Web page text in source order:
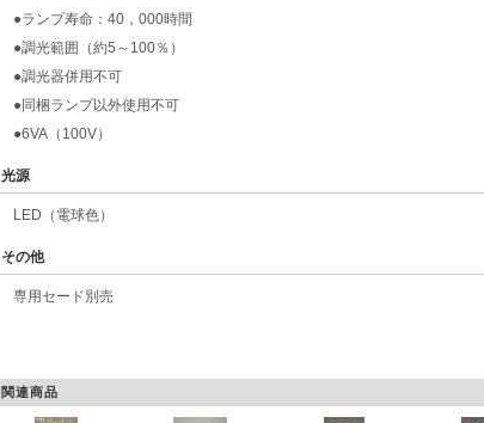
●ランプ寿命：40，000時間
●調光範囲（約5～100％）
●調光器併用不可
●同梱ランプ以外使用不可
●6VA（100V）
光源
LED（電球色）
その他
専用セード別売
関連商品